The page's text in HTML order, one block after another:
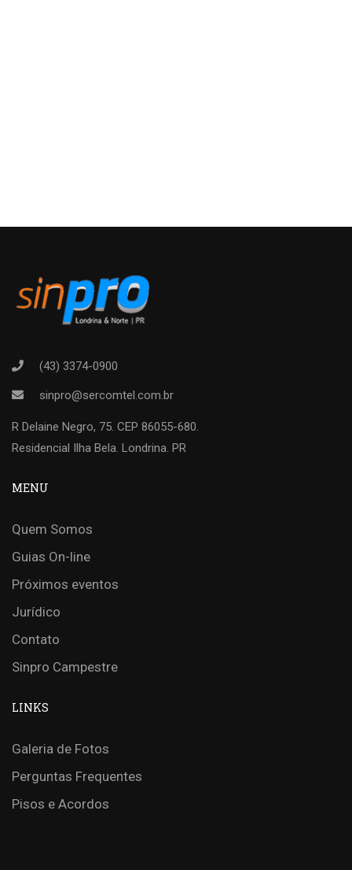
(43) 3374-0900
sinpro@sercomtel.com.br
R Delaine Negro, 75. CEP 86055-680.
Residencial Ilha Bela. Londrina. PR
MENU
Quem Somos
Guias On-line
Próximos eventos
Jurídico
Contato
Sinpro Campestre
LINKS
Galeria de Fotos
Perguntas Frequentes
Pisos e Acordos